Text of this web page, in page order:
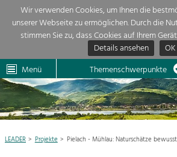
Wir verwenden Cookies, um Ihnen die
unserer Webseite zu ermöglichen. Durch die
stimmen Sie zu, dass Cookies auf Ihrem
Details ansehen
OK
Dunkelsteinerwald Klima
Menü Themenschwerpunkte
Aktuelles
Region
Projekte
Themenübersicht
Die Regionalentwicklung in unserer Region ist
geben wir hier eine Übersicht über unsere
mehr Informationen einfach das Thema
Projekte in diesem Kontext angezeigt.
Natur- &
LEADER Projekte Pielach - Mühlau: Naturschätze